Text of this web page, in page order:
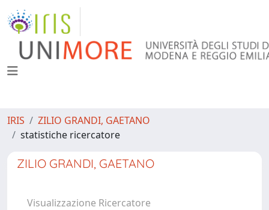
IRIS
ZILIO GRANDI, GAETANO
statistiche ricercatore
ZILIO GRANDI, GAETANO
Visualizzazione Ricercatore